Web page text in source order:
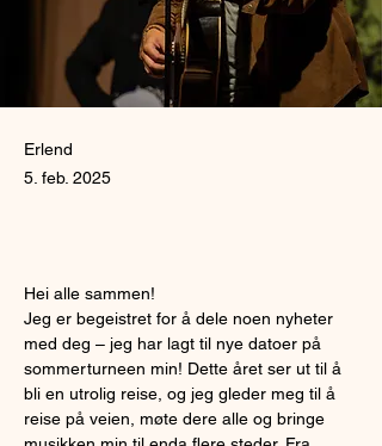
Erlend
5. feb. 2025
Hei alle sammen!
Jeg er begeistret for å dele noen nyheter
med deg – jeg har lagt til nye datoer på
sommerturneen min! Dette året ser ut til å
bli en utrolig reise, og jeg gleder meg til å
reise på veien, møte dere alle og bringe